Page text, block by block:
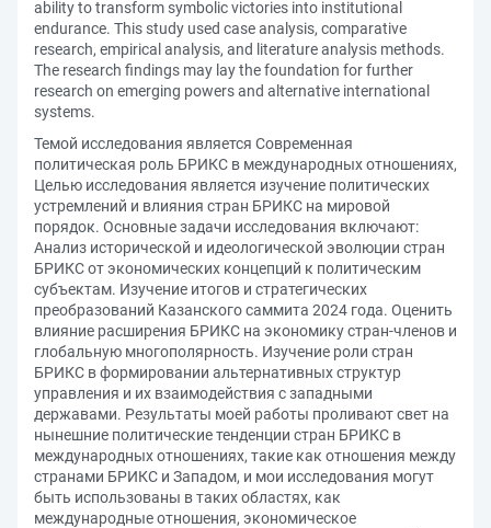
ability to transform symbolic victories into institutional
endurance. This study used case analysis, comparative
research, empirical analysis, and literature analysis methods.
The research findings may lay the foundation for further
research on emerging powers and alternative international
systems.
Темой исследования является Современная
политическая роль БРИКС в международных отношениях,
Целью исследования является изучение политических
устремлений и влияния стран БРИКС на мировой
порядок. Основные задачи исследования включают:
Анализ исторической и идеологической эволюции стран
БРИКС от экономических концепций к политическим
субъектам. Изучение итогов и стратегических
преобразований Казанского саммита 2024 года. Оценить
влияние расширения БРИКС на экономику стран-членов и
глобальную многополярность. Изучение роли стран
БРИКС в формировании альтернативных структур
управления и их взаимодействия с западными
державами. Результаты моей работы проливают свет на
нынешние политические тенденции стран БРИКС в
международных отношениях, такие как отношения между
странами БРИКС и Западом, и мои исследования могут
быть использованы в таких областях, как
международные отношения, экономическое